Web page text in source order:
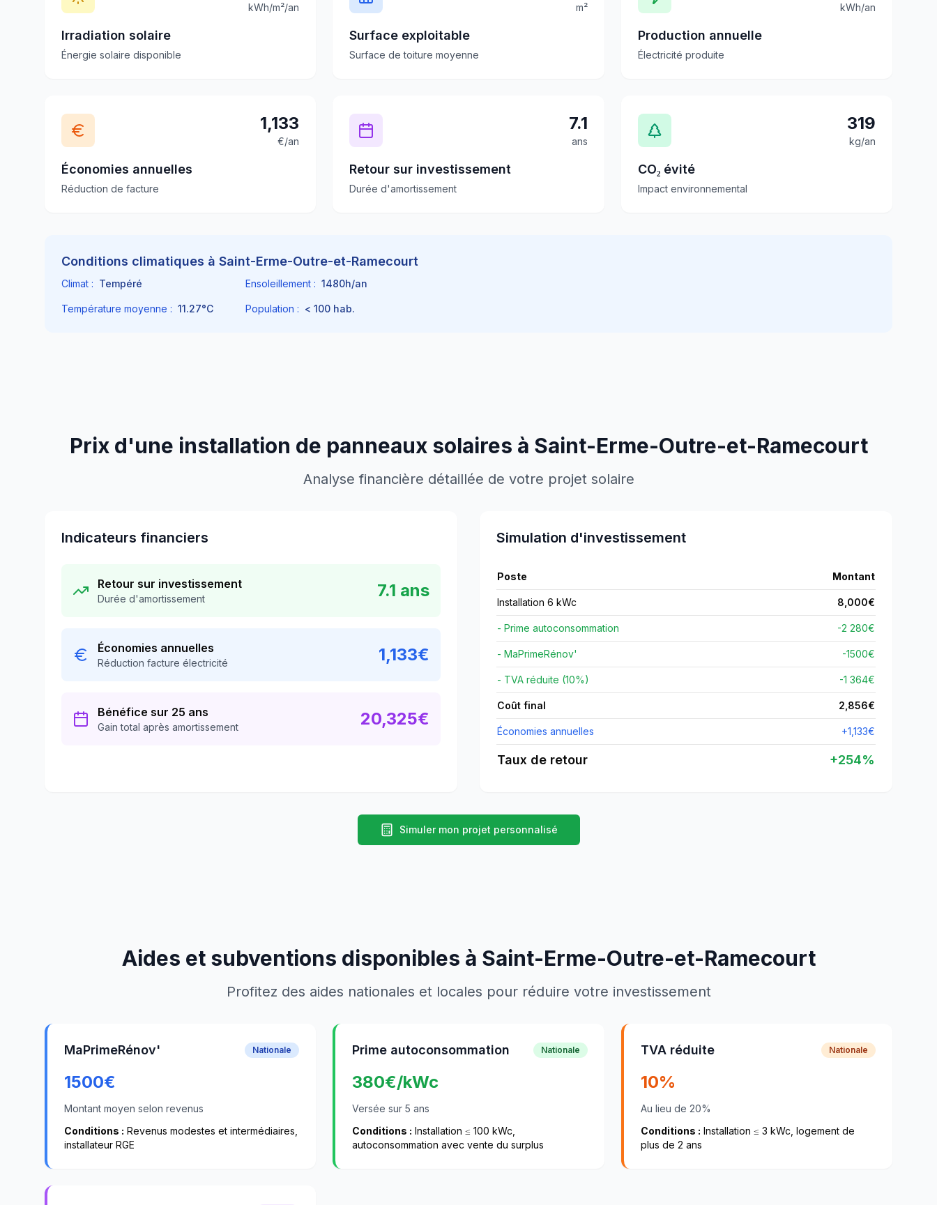
kWh/m²/an
Irradiation solaire
Énergie solaire disponible
m²
Surface exploitable
Surface de toiture moyenne
kWh/an
Production annuelle
Électricité produite
1,133
€/an
Économies annuelles
Réduction de facture
7.1
ans
Retour sur investissement
Durée d'amortissement
319
kg/an
CO₂ évité
Impact environnemental
Conditions climatiques à Saint-Erme-Outre-et-Ramecourt
Climat : Tempéré Ensoleillement : 1480h/an
Température moyenne : 11.27°C Population : < 100 hab.
Prix d'une installation de panneaux solaires à Saint-Erme-Outre-et-Ramecourt
Analyse financière détaillée de votre projet solaire
Indicateurs financiers
Retour sur investissement
Durée d'amortissement 7.1 ans
Économies annuelles
Réduction facture électricité 1,133€
Bénéfice sur 25 ans
Gain total après amortissement 20,325€
Simulation d'investissement
Poste Montant
Installation 6 kWc 8,000€
- Prime autoconsommation -2 280€
- MaPrimeRénov' -1500€
- TVA réduite (10%) -1 364€
Coût final 2,856€
Économies annuelles +1,133€
Taux de retour +254%
Simuler mon projet personnalisé
Aides et subventions disponibles à Saint-Erme-Outre-et-Ramecourt
Profitez des aides nationales et locales pour réduire votre investissement
MaPrimeRénov' Nationale
1500€
Montant moyen selon revenus
Conditions : Revenus modestes et intermédiaires,
installateur RGE
Prime autoconsommation Nationale
380€/kWc
Versée sur 5 ans
Conditions : Installation ≤ 100 kWc,
autoconsommation avec vente du surplus
TVA réduite Nationale
10%
Au lieu de 20%
Conditions : Installation ≤ 3 kWc, logement de
plus de 2 ans